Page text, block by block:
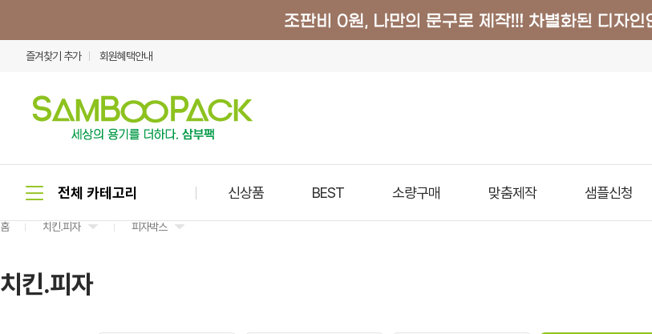
즐겨찾기 추가 회원혜택안내
신상품 BEST 소량구매 맞춤제작 샘플신청
홈 치킨.피자 피자박스
치킨.피자